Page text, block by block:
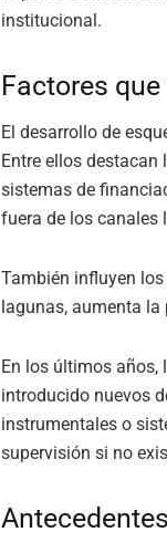
institucional.
Factores
El desarrollo de
Entre ellos
sistemas de
fuera de los canales
También influyen
lagunas, aumenta
En los últimos años,
introducido nuevos
instrumentales o
supervisión si no
Antecedentes